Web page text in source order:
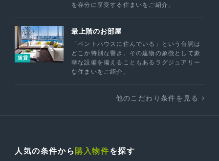
を存分に享受する住まいをご紹介。
賃貸
最上階のお部屋
「ペントハウスに住んでいる」という台詞は
どこか特別な響き。その建物の象徴として豪
華な設備を備えることもあるラグジュアリー
な住まいをご紹介。
他のこだわり条件を見る
人気の条件から 購入物件を探す